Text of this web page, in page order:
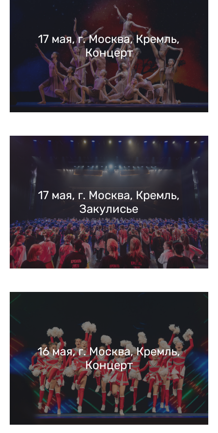
17 мая, г. Москва, Кремль,
Концерт
17 мая, г. Москва, Кремль,
Закулисье
16 мая, г. Москва, Кремль,
Концерт